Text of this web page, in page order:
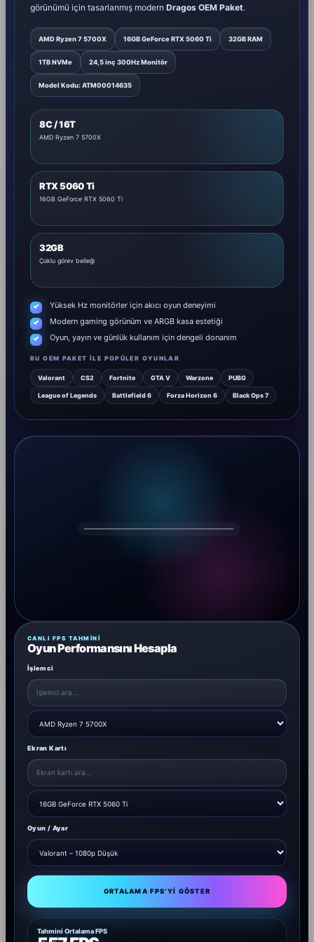
görünümü için tasarlanmış modern Dragos OEM Paket.
AMD Ryzen 7 5700X 16GB GeForce RTX 5060 Ti 32GB RAM
1TB NVMe 24,5 inç 300Hz Monitör
Model Kodu: ATM00014635
8C / 16T
AMD Ryzen 7 5700X
RTX 5060 Ti
16GB GeForce RTX 5060 Ti
32GB
Çoklu görev belleği
Yüksek Hz monitörler için akıcı oyun deneyimi
Modern gaming görünüm ve ARGB kasa estetiği
Oyun, yayın ve günlük kullanım için dengeli donanım
BU OEM PAKET ILE POPÜLER OYUNLAR
Valorant CS2 Fortnite GTA V Warzone PUBG
League of Legends Battlefield 6 Forza Horizon 6 Black Ops 7
CANLI FPS TAHMINI
Oyun Performansını Hesapla
İşlemci
Ekran Kartı
Oyun / Ayar
ORTALAMA FPS'YI GÖSTER
Tahmini Ortalama FPS